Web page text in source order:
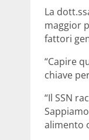
La
maggior
fattori
“Capire
chiave
“Il SSN
alimento